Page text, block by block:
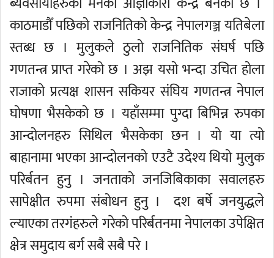
काठमाडौँ पछिको राजनितिको केन्द्र नेपालगञ्ज यतिबेला
स्तब्ध छ । मुलुकले ठुलो राजनितिक संघर्ष पछि
गणतन्त्र प्राप्त गरेको छ । अझ यसो भन्दा उचित होला
राजाको प्रत्यक्ष शासन सकियर संघिय गणतन्त्र नेपाल
घोषणा भैसकेको छ । यहाँसम्मा पुग्दा बिभिन्न रुपका
आन्दोलनहरु सिथिल भैसकेका छन । यो या त्यो
बाहानामा भएका आन्दोलनको एउटै उदेश्य थियो मुलुक
परिर्बतन हुनु । जनताको जनजिबिकाका सवालहरु
सापेक्षीत रुपमा संबोधन हुनु । दश बर्षे जनयुद्धले
ल्याएका तरगंहरुले गरेको परिर्बतनमा नेपालका उपेक्षित
क्षेत्र समुदाय बर्ग सबै सबै परे ।